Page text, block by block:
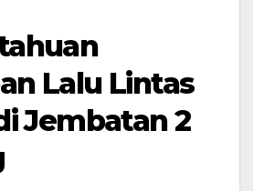
Lalu Lintas
Jembatan 2